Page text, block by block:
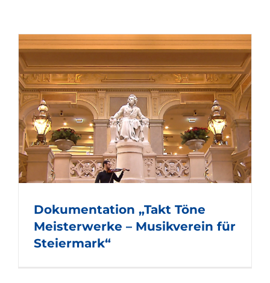
Dokumentation „Takt Töne
Meisterwerke – Musikverein für
Steiermark“